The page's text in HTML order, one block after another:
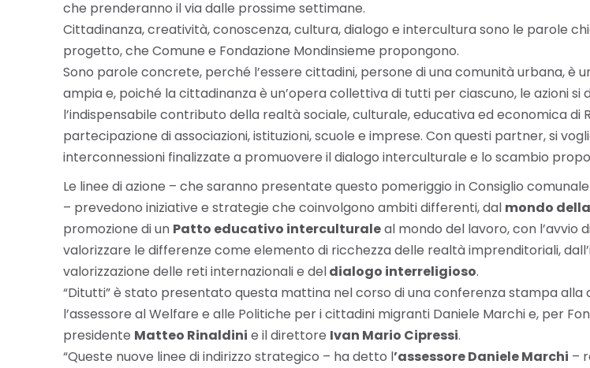
che prenderanno il via dalle prossime settimane.
Cittadinanza, creatività, conoscenza, cultura, dialogo e intercultura sono le parole
progetto, che Comune e Fondazione Mondinsieme propongono.
Sono parole concrete, perché l’essere cittadini, persone di una comunità urbana, è
ampia e, poiché la cittadinanza è un’opera collettiva di tutti per ciascuno, le azioni si
l’indispensabile contributo della realtà sociale, culturale, educativa ed economica di
partecipazione di associazioni, istituzioni, scuole e imprese. Con questi partner, si
interconnessioni finalizzate a promuovere il dialogo interculturale e lo scambio
Le linee di azione – che saranno presentate questo pomeriggio in Consiglio
– prevedono iniziative e strategie che coinvolgono ambiti differenti, dal mondo
promozione di un Patto educativo interculturaleal mondo del lavoro, con l’avvio
valorizzare le differenze come elemento di ricchezza delle realtà imprenditoriali,
valorizzazione delle reti internazionali e deldialogo interreligioso.
“Ditutti” è stato presentato questa mattina nel corso di una conferenza stampa alla
l’assessore al Welfare e alle Politiche per i cittadini migranti Daniele Marchi e, per
presidente Matteo Rinaldini e il direttore Ivan Mario Cipressi.
“Queste nuove linee di indirizzo strategico – ha detto l’assessore Daniele Marchi –